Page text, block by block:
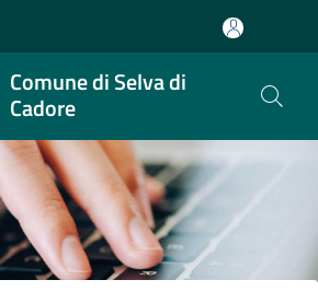
Comune di Selva di
Cadore